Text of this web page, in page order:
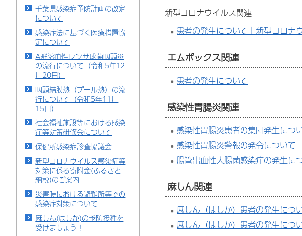
千葉県感染症予防計画の改定
について
感染症法に基づく医療措置協
定について
A群溶血性レンサ球菌咽頭炎
の流行について（令和5年12
月20日）
咽頭結膜熱（プール熱）の流
行について（令和5年11月
15日）
社会福祉施設等における感染
症等対策研修会について
保健所感染症診査協議会
新型コロナウイルス感染症等
対策に係る寄附金(ふるさと
納税)のご案内
災害時における避難所等での
感染症対策について
麻しん(はしか)の予防接種を
受けましょう！
新型コロナウイルス関連
患者の発生について｜新型コロナ
エムポックス関連
患者の発生について
感染性胃腸炎関連
感染性胃腸炎患者の集団発生につ
感染性胃腸炎警報の発令について
腸管出血性大腸菌感染症の発生に
麻しん関連
麻しん（はしか）患者の発生につ
麻しん（はしか）患者の発生につ